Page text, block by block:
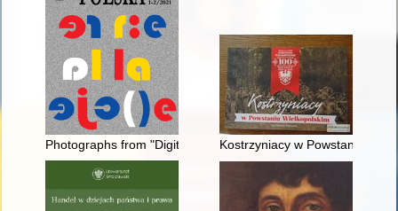
Photographs from "Digital Archives of the Polish
Kostrzyniacy w Powstaniu